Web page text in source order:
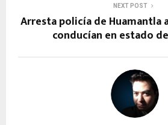
NEXT POST
Arresta policía de Huamantla
conducían en estado